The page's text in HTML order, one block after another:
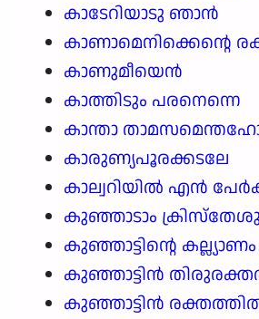
കാടേറിയാടു ഞാൻ
കാണാമെനിക്കെന്റെ
കാണുമീയെൻ
കാത്തിടും പരനെന്നെ
കാന്താ
കാരുണ്യപൂരക്കടലേ
കാല്വറിയിൽ എൻ
കുഞ്ഞാടാം
കുഞ്ഞാട്ടിന്റെ
കുഞ്ഞാട്ടിൻ
കുഞ്ഞാട്ടിൻ